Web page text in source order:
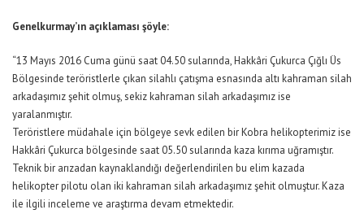
Genelkurmay’ın açıklaması şöyle:
“13 Mayıs 2016 Cuma günü saat 04.50 sularında, Hakkâri Çukurca Çığlı Üs
Bölgesinde teröristlerle çıkan silahlı çatışma esnasında altı kahraman silah
arkadaşımız şehit olmuş, sekiz kahraman silah arkadaşımız ise
yaralanmıştır.
Teröristlere müdahale için bölgeye sevk edilen bir Kobra helikopterimiz ise
Hakkâri Çukurca bölgesinde saat 05.50 sularında kaza kırıma uğramıştır.
Teknik bir arızadan kaynaklandığı değerlendirilen bu elim kazada
helikopter pilotu olan iki kahraman silah arkadaşımız şehit olmuştur. Kaza
ile ilgili inceleme ve araştırma devam etmektedir.